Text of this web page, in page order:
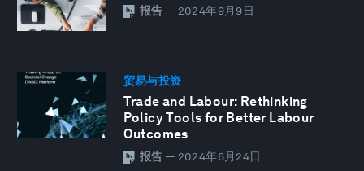
报告 — 2024年9月9日
贸易与投资
Trade and Labour: Rethinking
Policy Tools for Better Labour
Outcomes
报告 — 2024年6月24日